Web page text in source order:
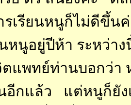
รเรียนหนูก็ไม่ดีขึ้น
หนูอยู่ปีห้า ระหว่า
ตแพทย์ท่านบอกว่า
อีกแล้ว แต่หนูก็ยัง